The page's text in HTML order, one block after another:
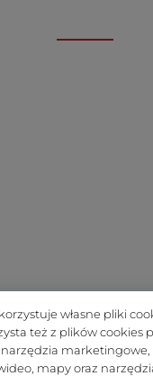
własne pliki
też z plików cookies
marketingowe,
mapy oraz